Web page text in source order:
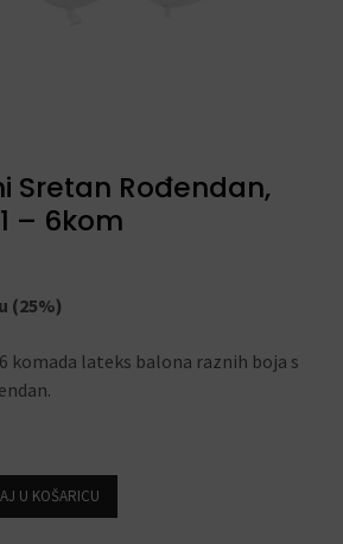
Sretan Rođendan,
– 6kom
(25%)
komada lateks balona raznih boja s
U KOŠARICU